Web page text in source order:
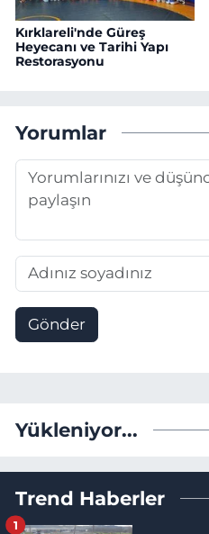
Kırklareli'nde Güreş
Heyecanı ve Tarihi Yapı
Restorasyonu
Yorumlar
Gönder
Yükleniyor...
Trend Haberler
1